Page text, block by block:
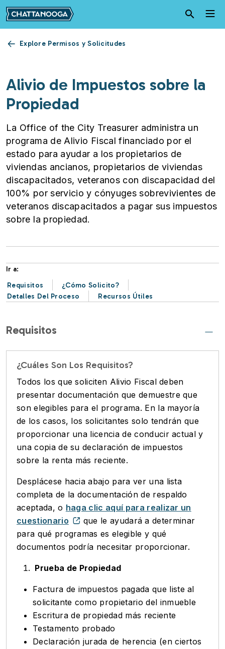
Pasar al contenido principal
Explore Permisos y Solicitudes
Alivio de Impuestos sobre la
Propiedad
La Office of the City Treasurer administra un
programa de Alivio Fiscal financiado por el
estado para ayudar a los propietarios de
viviendas ancianos, propietarios de viviendas
discapacitados, veteranos con discapacidad del
100% por servicio y cónyuges sobrevivientes de
veteranos discapacitados a pagar sus impuestos
sobre la propiedad.
Ir a:
Requisitos
¿Cómo Solicito?
Detalles Del Proceso
Recursos Útiles
Requisitos
¿Cuáles Son Los Requisitos?
Todos los que soliciten Alivio Fiscal deben
presentar documentación que demuestre que
son elegibles para el programa. En la mayoría
de los casos, los solicitantes solo tendrán que
proporcionar una licencia de conducir actual y
una copia de su declaración de impuestos
sobre la renta más reciente.
Desplácese hacia abajo para ver una lista
completa de la documentación de respaldo
aceptada, o haga clic aquí para realizar un
cuestionario
que le ayudará a determinar
para qué programas es elegible y qué
documentos podría necesitar proporcionar.
Prueba de Propiedad
Factura de impuestos pagada que liste al
solicitante como propietario del inmueble
Escritura de propiedad más reciente
Testamento probado
Declaración jurada de herencia (en ciertos